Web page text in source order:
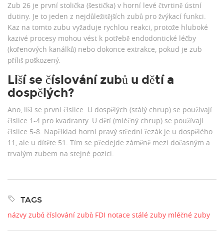
Zub 26 je první stolička (šestička) v horní levé čtvrtině ústní
dutiny. Je to jeden z nejdůležitějších zubů pro žvýkací funkci.
Kaz na tomto zubu vyžaduje rychlou reakci, protože hluboké
kazivé procesy mohou vést k potřebě endodontické léčby
(kořenových kanálků) nebo dokonce extrakce, pokud je zub
příliš poškozený.
Liší se číslování zubů u dětí a
dospělých?
Ano, liší se první číslice. U dospělých (stálý chrup) se používají
číslice 1-4 pro kvadranty. U dětí (mléčný chrup) se používají
číslice 5-8. Například horní pravý střední řezák je u dospělého
11, ale u dítěte 51. Tím se předejde záměně mezi dočasným a
trvalým zubem na stejné pozici.
TAGS
názvy zubů číslování zubů FDI notace stálé zuby mléčné zuby